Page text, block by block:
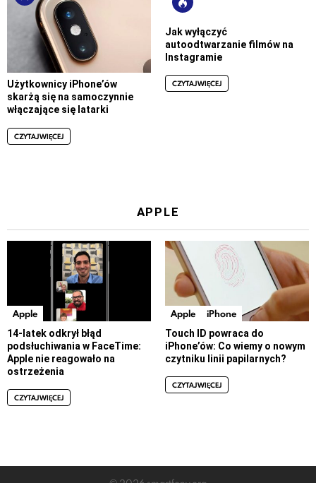
Użytkownicy iPhone’ów
skarżą się na samoczynnie
włączające się latarki
CZYTAJ WIĘCEJ
Jak wyłączyć
autoodtwarzanie filmów na
Instagramie
CZYTAJ WIĘCEJ
APPLE
Apple
14-latek odkrył błąd
podsłuchiwania w FaceTime:
Apple nie reagowało na
ostrzeżenia
CZYTAJ WIĘCEJ
Apple iPhone
Touch ID powraca do
iPhone’ów: Co wiemy o nowym
czytniku linii papilarnych?
CZYTAJ WIĘCEJ